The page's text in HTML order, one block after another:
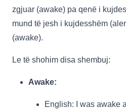
zgjuar (awake) pa qenë i
mund të jesh i kujdesshëm
(awake).
Le të shohim disa shembuj:
Awake:
English: I was awake